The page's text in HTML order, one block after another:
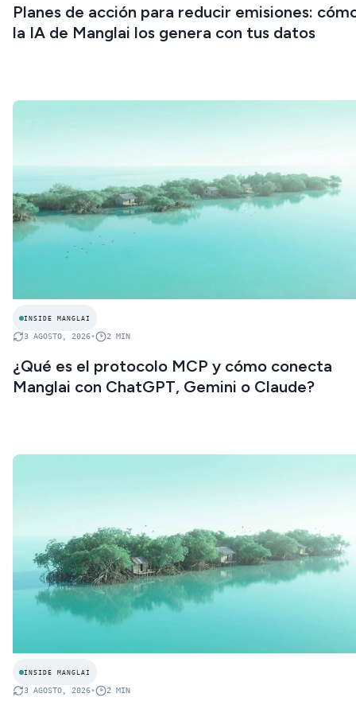
Planes de acción para reducir emisiones:
la IA de Manglai los genera con tus datos
INSIDE MANGLAI
3 AGOSTO, 2026• 2 MIN
¿Qué es el protocolo MCP y cómo conecta
Manglai con ChatGPT, Gemini o Claude?
INSIDE MANGLAI
3 AGOSTO, 2026• 2 MIN